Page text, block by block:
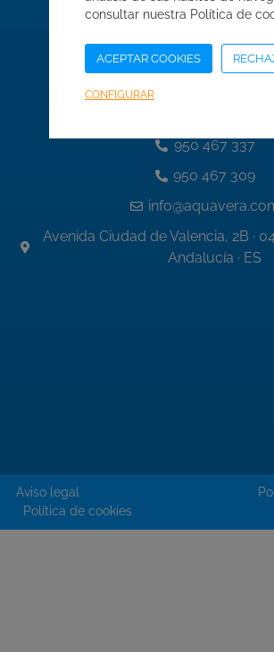
Acceso Área
Datos de
950 467 337
950 467 309
Avenida Ciudad de Valencia, 2B ·
Andalucía · ES
Aviso legal
Política de cookies
consultar nuestra Política de
ACEPTAR COOKIES
CONFIGURAR